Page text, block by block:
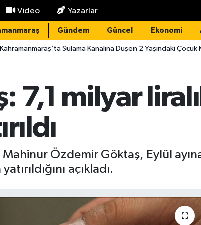
Video Yazarlar
Gündem Güncel Ekonomi
Sulama Kanalına Düşen 2 Yaşındaki Çocuk Kurtarılamadı
7,1 milyar
Özdemir Göktaş, Eylül
açıkladı.